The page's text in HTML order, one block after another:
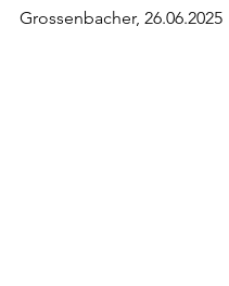
Grossenbacher, 26.06.2025